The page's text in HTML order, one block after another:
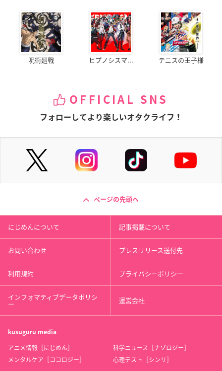
呪術廻戦 ヒプノシスマ... テニスの王子様
OFFICIAL SNS
フォローしてより楽しいオタクライフ！
ページの先頭へ
にじめんについて 記事掲載について
お問い合わせ プレスリリース送付先
利用規約 プライバシーポリシー
インフォマティブデータポリシ
ー 運営会社
kusuguru media
アニメ情報［にじめん］
科学ニュース［ナゾロジー］
メンタルケア［ココロジー］
心理テスト［シンリ］